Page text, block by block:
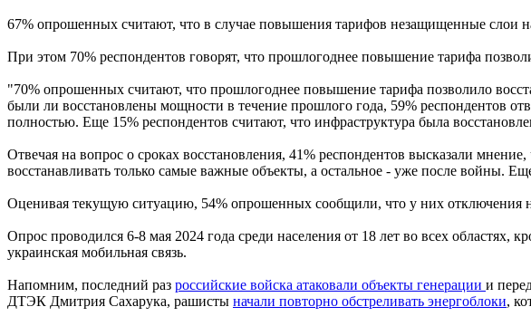
67% опрошенных считают, что в случае повышения тарифов незащищенные слои
При этом 70% респондентов говорят, что прошлогоднее повышение тарифа
"70% опрошенных считают, что прошлогоднее повышение тарифа позволило
были ли восстановлены мощности в течение прошлого года, 59% респондентов
полностью. Еще 15% респондентов считают, что инфраструктура была
Отвечая на вопрос о сроках восстановления, 41% респондентов высказали
восстанавливать только самые важные объекты, а остальное - уже после войны.
Оценивая текущую ситуацию, 54% опрошенных сообщили, что у них отключения
Опрос проводился 6-8 мая 2024 года среди населения от 18 лет во всех областях,
украинская мобильная связь.
Напомним, последний раз российские войска атаковали объекты генерации и
ДТЭК Дмитрия Сахарука, рашисты начали повторно обстреливать энергоблоки,